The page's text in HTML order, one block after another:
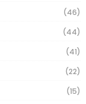
(46)
(44)
(41)
(22)
(15)